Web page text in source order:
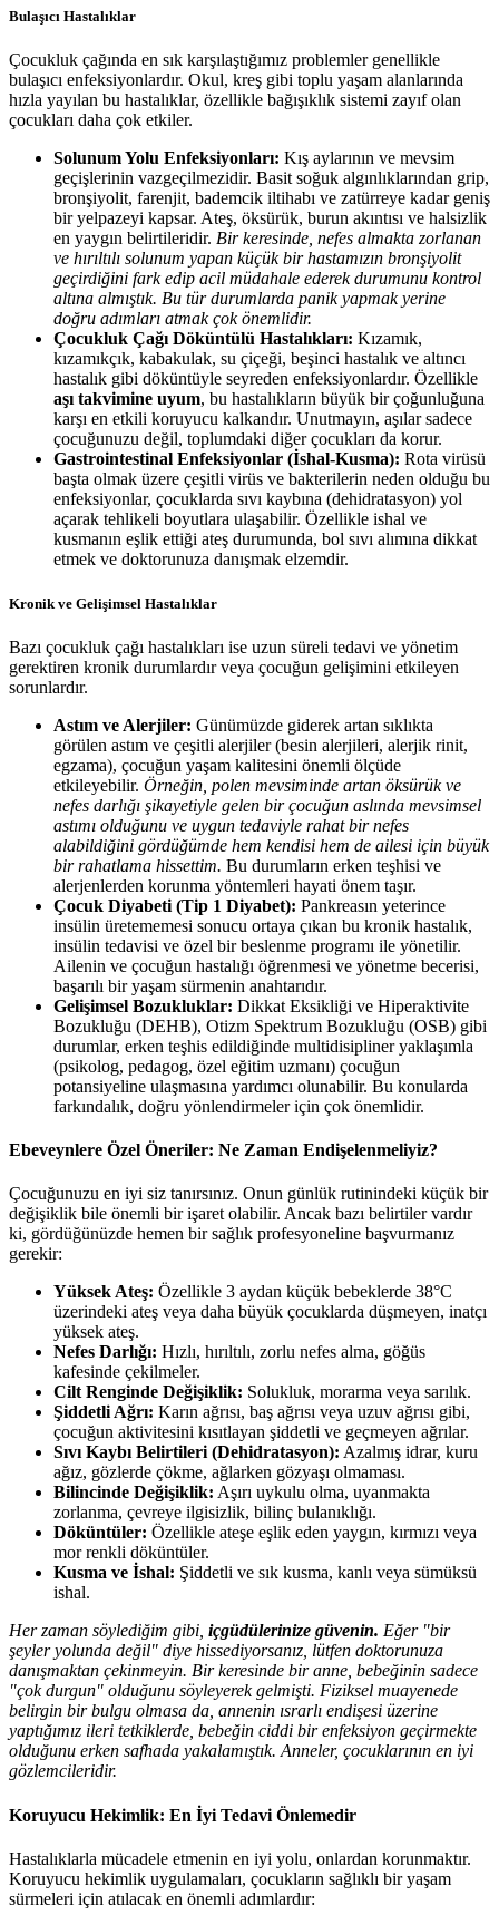
Bulaşıcı Hastalıklar
Çocukluk çağında en sık karşılaştığımız problemler genellikle
bulaşıcı enfeksiyonlardır. Okul, kreş gibi toplu yaşam alanlarında
hızla yayılan bu hastalıklar, özellikle bağışıklık sistemi zayıf olan
çocukları daha çok etkiler.
Solunum Yolu Enfeksiyonları: Kış aylarının ve mevsim
geçişlerinin vazgeçilmezidir. Basit soğuk algınlıklarından grip,
bronşiyolit, farenjit, bademcik iltihabı ve zatürreye kadar geniş
bir yelpazeyi kapsar. Ateş, öksürük, burun akıntısı ve halsizlik
en yaygın belirtileridir. Bir keresinde, nefes almakta zorlanan
ve hırıltılı solunum yapan küçük bir hastamızın bronşiyolit
geçirdiğini fark edip acil müdahale ederek durumunu kontrol
altına almıştık. Bu tür durumlarda panik yapmak yerine
doğru adımları atmak çok önemlidir.
Çocukluk Çağı Döküntülü Hastalıkları: Kızamık,
kızamıkçık, kabakulak, su çiçeği, beşinci hastalık ve altıncı
hastalık gibi döküntüyle seyreden enfeksiyonlardır. Özellikle
aşı takvimine uyum, bu hastalıkların büyük bir çoğunluğuna
karşı en etkili koruyucu kalkandır. Unutmayın, aşılar sadece
çocuğunuzu değil, toplumdaki diğer çocukları da korur.
Gastrointestinal Enfeksiyonlar (İshal-Kusma): Rota virüsü
başta olmak üzere çeşitli virüs ve bakterilerin neden olduğu bu
enfeksiyonlar, çocuklarda sıvı kaybına (dehidratasyon) yol
açarak tehlikeli boyutlara ulaşabilir. Özellikle ishal ve
kusmanın eşlik ettiği ateş durumunda, bol sıvı alımına dikkat
etmek ve doktorunuza danışmak elzemdir.
Kronik ve Gelişimsel Hastalıklar
Bazı çocukluk çağı hastalıkları ise uzun süreli tedavi ve yönetim
gerektiren kronik durumlardır veya çocuğun gelişimini etkileyen
sorunlardır.
Astım ve Alerjiler: Günümüzde giderek artan sıklıkta
görülen astım ve çeşitli alerjiler (besin alerjileri, alerjik rinit,
egzama), çocuğun yaşam kalitesini önemli ölçüde
etkileyebilir. Örneğin, polen mevsiminde artan öksürük ve
nefes darlığı şikayetiyle gelen bir çocuğun aslında mevsimsel
astımı olduğunu ve uygun tedaviyle rahat bir nefes
alabildiğini gördüğümde hem kendisi hem de ailesi için büyük
bir rahatlama hissettim. Bu durumların erken teşhisi ve
alerjenlerden korunma yöntemleri hayati önem taşır.
Çocuk Diyabeti (Tip 1 Diyabet): Pankreasın yeterince
insülin üretememesi sonucu ortaya çıkan bu kronik hastalık,
insülin tedavisi ve özel bir beslenme programı ile yönetilir.
Ailenin ve çocuğun hastalığı öğrenmesi ve yönetme becerisi,
başarılı bir yaşam sürmenin anahtarıdır.
Gelişimsel Bozukluklar: Dikkat Eksikliği ve Hiperaktivite
Bozukluğu (DEHB), Otizm Spektrum Bozukluğu (OSB) gibi
durumlar, erken teşhis edildiğinde multidisipliner yaklaşımla
(psikolog, pedagog, özel eğitim uzmanı) çocuğun
potansiyeline ulaşmasına yardımcı olunabilir. Bu konularda
farkındalık, doğru yönlendirmeler için çok önemlidir.
Ebeveynlere Özel Öneriler: Ne Zaman Endişelenmeliyiz?
Çocuğunuzu en iyi siz tanırsınız. Onun günlük rutinindeki küçük bir
değişiklik bile önemli bir işaret olabilir. Ancak bazı belirtiler vardır
ki, gördüğünüzde hemen bir sağlık profesyoneline başvurmanız
gerekir:
Yüksek Ateş: Özellikle 3 aydan küçük bebeklerde 38°C
üzerindeki ateş veya daha büyük çocuklarda düşmeyen, inatçı
yüksek ateş.
Nefes Darlığı: Hızlı, hırıltılı, zorlu nefes alma, göğüs
kafesinde çekilmeler.
Cilt Renginde Değişiklik: Solukluk, morarma veya sarılık.
Şiddetli Ağrı: Karın ağrısı, baş ağrısı veya uzuv ağrısı gibi,
çocuğun aktivitesini kısıtlayan şiddetli ve geçmeyen ağrılar.
Sıvı Kaybı Belirtileri (Dehidratasyon): Azalmış idrar, kuru
ağız, gözlerde çökme, ağlarken gözyaşı olmaması.
Bilincinde Değişiklik: Aşırı uykulu olma, uyanmakta
zorlanma, çevreye ilgisizlik, bilinç bulanıklığı.
Döküntüler: Özellikle ateşe eşlik eden yaygın, kırmızı veya
mor renkli döküntüler.
Kusma ve İshal: Şiddetli ve sık kusma, kanlı veya sümüksü
ishal.
Her zaman söylediğim gibi, içgüdülerinize güvenin. Eğer "bir
şeyler yolunda değil" diye hissediyorsanız, lütfen doktorunuza
danışmaktan çekinmeyin. Bir keresinde bir anne, bebeğinin sadece
"çok durgun" olduğunu söyleyerek gelmişti. Fiziksel muayenede
belirgin bir bulgu olmasa da, annenin ısrarlı endişesi üzerine
yaptığımız ileri tetkiklerde, bebeğin ciddi bir enfeksiyon geçirmekte
olduğunu erken safhada yakalamıştık. Anneler, çocuklarının en iyi
gözlemcileridir.
Koruyucu Hekimlik: En İyi Tedavi Önlemedir
Hastalıklarla mücadele etmenin en iyi yolu, onlardan korunmaktır.
Koruyucu hekimlik uygulamaları, çocukların sağlıklı bir yaşam
sürmeleri için atılacak en önemli adımlardır: